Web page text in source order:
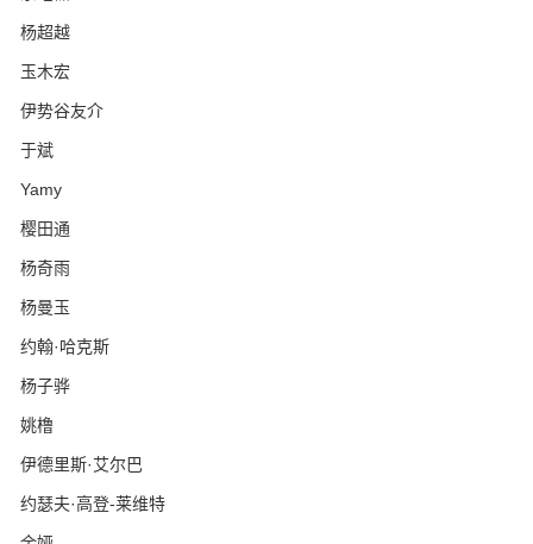
杨超越
玉木宏
伊势谷友介
于斌
Yamy
樱田通
杨奇雨
杨曼玉
约翰·哈克斯
杨子骅
姚橹
伊德里斯·艾尔巴
约瑟夫·高登-莱维特